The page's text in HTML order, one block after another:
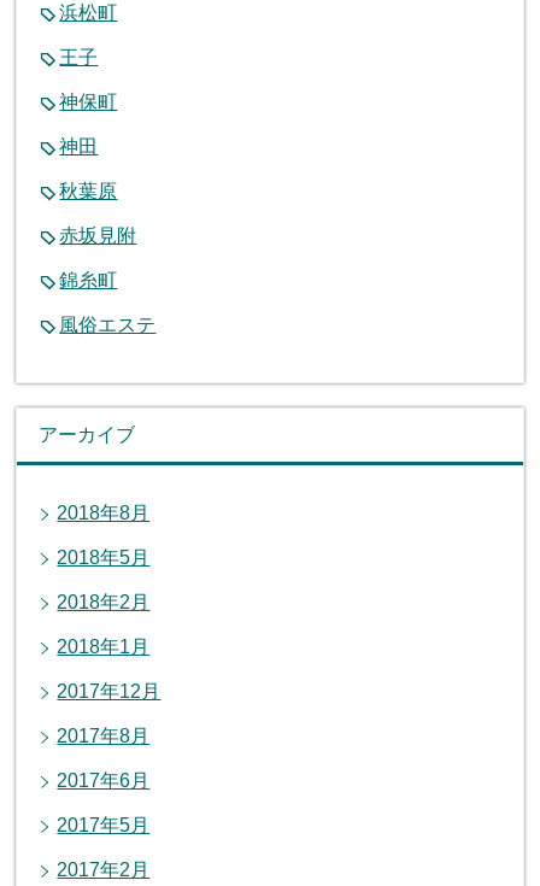
浜松町
王子
神保町
神田
秋葉原
赤坂見附
錦糸町
風俗エステ
アーカイブ
2018年8月
2018年5月
2018年2月
2018年1月
2017年12月
2017年8月
2017年6月
2017年5月
2017年2月